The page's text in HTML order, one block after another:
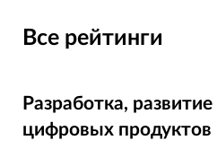
Все рейтинги
Разработка,
цифровых продуктов